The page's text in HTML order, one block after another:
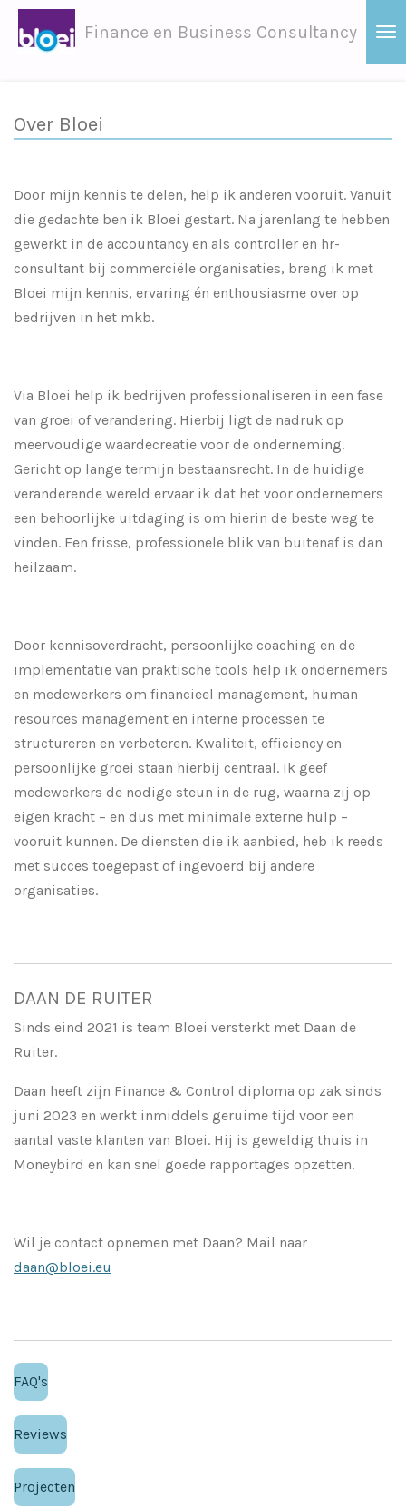
direct
hoofdinhoud
Finance en Business Consultancy
Over Bloei
Door mijn kennis te delen, help ik anderen vooruit. Vanuit
die gedachte ben ik Bloei gestart. Na jarenlang te hebben
gewerkt in de accountancy en als controller en hr-
consultant bij commerciële organisaties, breng ik met
Bloei mijn kennis, ervaring én enthousiasme over op
bedrijven in het mkb.
Via Bloei help ik bedrijven professionaliseren in een fase
van groei of verandering. Hierbij ligt de nadruk op
meervoudige waardecreatie voor de onderneming.
Gericht op lange termijn bestaansrecht. In de huidige
veranderende wereld ervaar ik dat het voor ondernemers
een behoorlijke uitdaging is om hierin de beste weg te
vinden. Een frisse, professionele blik van buitenaf is dan
heilzaam.
Door kennisoverdracht, persoonlijke coaching en de
implementatie van praktische tools help ik ondernemers
en medewerkers om financieel management, human
resources management en interne processen te
structureren en verbeteren. Kwaliteit, efficiency en
persoonlijke groei staan hierbij centraal. Ik geef
medewerkers de nodige steun in de rug, waarna zij op
eigen kracht – en dus met minimale externe hulp –
vooruit kunnen. De diensten die ik aanbied, heb ik reeds
met succes toegepast of ingevoerd bij andere
organisaties.
DAAN DE RUITER
Sinds eind 2021 is team Bloei versterkt met Daan de
Ruiter.
Daan heeft zijn Finance & Control diploma op zak sinds
juni 2023 en werkt inmiddels geruime tijd voor een
aantal vaste klanten van Bloei. Hij is geweldig thuis in
Moneybird en kan snel goede rapportages opzetten.
Wil je contact opnemen met Daan? Mail naar
daan@bloei.eu
FAQ's
Reviews
Projecten